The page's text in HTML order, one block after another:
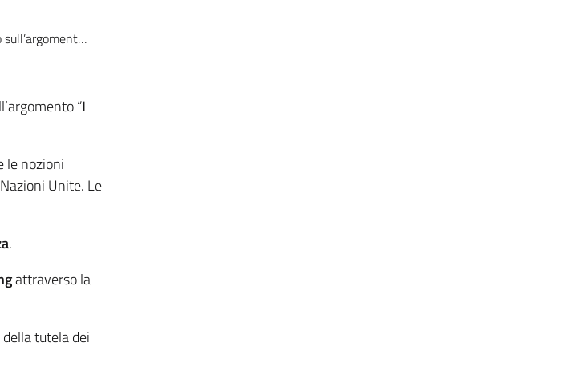
Unite” – Unione forense per la tutela dei diritti umani
“I
le nozioni
Unite. Le
.
attraverso la
tutela dei